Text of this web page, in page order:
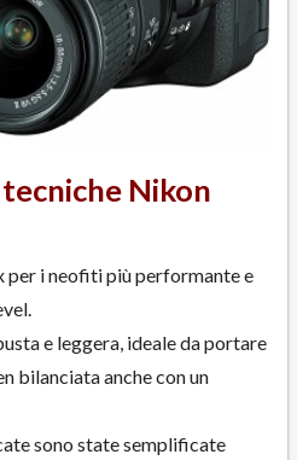
Nikon
per i neofiti più performante e
e leggera, ideale da portare
bilanciata anche con un
sono state semplificate